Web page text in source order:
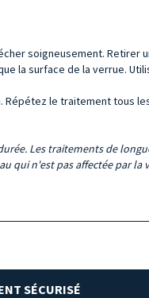
soigneusement.
la surface de la verrue.
le traitement tous
Les traitements de
qui n'est pas affectée par
SÉCURISÉ